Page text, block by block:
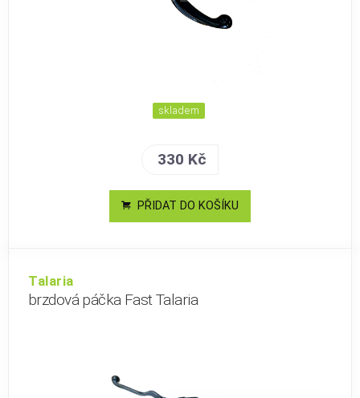
skladem
330 Kč
PŘIDAT DO KOŠÍKU
Talaria
brzdová páčka Fast Talaria